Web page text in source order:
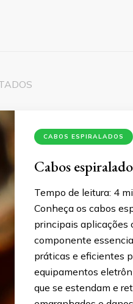
CABOS ESPIRALADOS
Cabos
Tempo de leitura: 4
Conheça os cabos
principais aplicações
componente
práticas e eficientes
equipamentos
que se estendam e